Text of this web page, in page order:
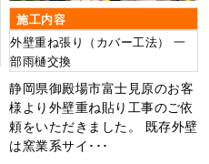
施工内容
外壁重ね張り（カバー工法） 一
部雨樋交換
静岡県御殿場市富士見原のお客
様より外壁重ね貼り工事のご依
頼をいただきました。 既存外壁
は窯業系サイ･･･